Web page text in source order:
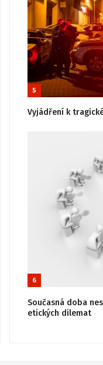
5
Vyjádření k
6
Současná doba
etických dilemat